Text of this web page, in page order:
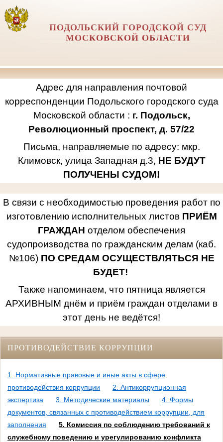
ПОДОЛЬСКИЙ ГОРОДСКОЙ СУД
МОСКОВСКОЙ ОБЛАСТИ
Адрес для направления почтовой
корреспонденции Подольского городского суда
Московской области : г. Подольск,
Революционный проспект, д. 57/22
Письма, направляемые по адресу: мкр.
Климовск, улица Западная д.3, НЕ БУДУТ
ПОЛУЧЕНЫ СУДОМ!
В связи с необходимостью проведения работ по
изготовлению исполнительных листов ПРИЁМ
ГРАЖДАН отделом обеспечения
судопроизводства по гражданским делам (каб.
№106) ПО СРЕДАМ ОСУЩЕСТВЛЯТЬСЯ НЕ
БУДЕТ!
Также напоминаем, что пятница является
АРХИВНЫМ днём и приём граждан отделами в
этот день не ведётся!
ПРОТИВОДЕЙСТВИЕ КОРРУПЦИИ
1. Нормативные правовые и иные акты в сфере
противодействия коррупции
2. Антикоррупционная
экспертиза
3. Методические материалы
4. Формы
документов, связанных с противодействием коррупции, для
заполнения
5. Комиссия по соблюдению требований к
служебному поведению и урегулированию конфликта